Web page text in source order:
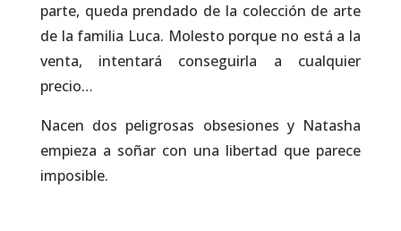
parte, queda prendado de la colección de arte
de la familia Luca. Molesto porque no está a la
venta, intentará conseguirla a cualquier
precio…
Nacen dos peligrosas obsesiones y Natasha
empieza a soñar con una libertad que parece
imposible.